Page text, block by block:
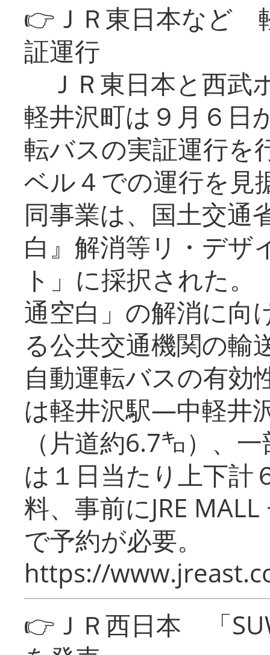
👉ＪＲ東日本など
証運行
ＪＲ東日本と西武
軽井沢町は９月６日
転バスの実証運行を
ベル４での運行を見
同事業は、国土交通
白』解消等リ・デザ
ト」に採択された
通空白」の解消に向
る公共交通機関の輸
自動運転バスの有効
は軽井沢駅―中軽井
（片道約6.7㌔）、
は１日当たり上下計
料、事前にJRE
で予約が必要。
https://
👉ＪＲ西日本 「